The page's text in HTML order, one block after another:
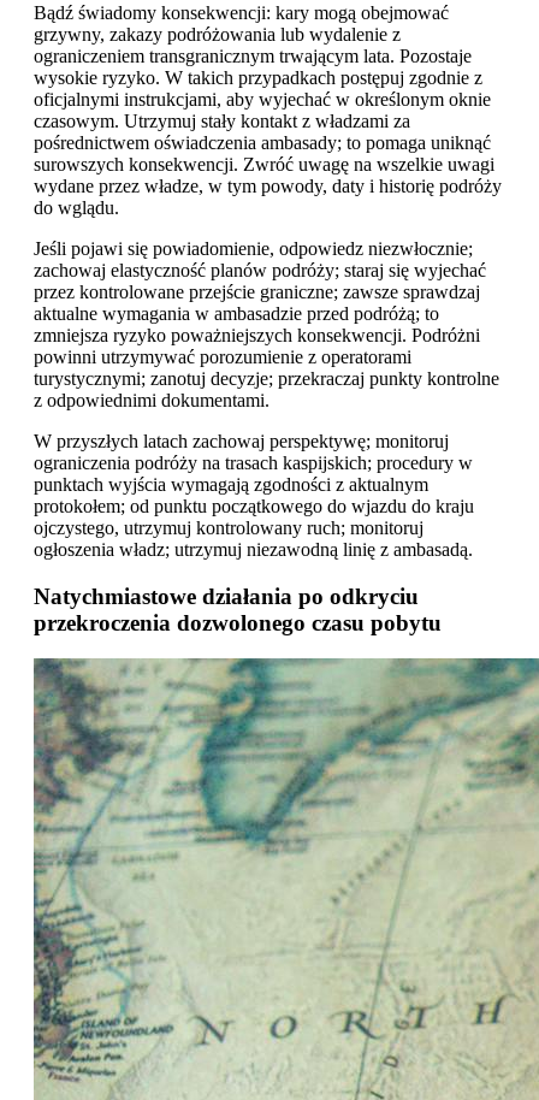
Bądź świadomy konsekwencji: kary mogą obejmować
grzywny, zakazy podróżowania lub wydalenie z
ograniczeniem transgranicznym trwającym lata. Pozostaje
wysokie ryzyko. W takich przypadkach postępuj zgodnie z
oficjalnymi instrukcjami, aby wyjechać w określonym oknie
czasowym. Utrzymuj stały kontakt z władzami za
pośrednictwem oświadczenia ambasady; to pomaga uniknąć
surowszych konsekwencji. Zwróć uwagę na wszelkie uwagi
wydane przez władze, w tym powody, daty i historię podróży
do wglądu.
Jeśli pojawi się powiadomienie, odpowiedz niezwłocznie;
zachowaj elastyczność planów podróży; staraj się wyjechać
przez kontrolowane przejście graniczne; zawsze sprawdzaj
aktualne wymagania w ambasadzie przed podróżą; to
zmniejsza ryzyko poważniejszych konsekwencji. Podróżni
powinni utrzymywać porozumienie z operatorami
turystycznymi; zanotuj decyzje; przekraczaj punkty kontrolne
z odpowiednimi dokumentami.
W przyszłych latach zachowaj perspektywę; monitoruj
ograniczenia podróży na trasach kaspijskich; procedury w
punktach wyjścia wymagają zgodności z aktualnym
protokołem; od punktu początkowego do wjazdu do kraju
ojczystego, utrzymuj kontrolowany ruch; monitoruj
ogłoszenia władz; utrzymuj niezawodną linię z ambasadą.
Natychmiastowe działania po odkryciu
przekroczenia dozwolonego czasu pobytu